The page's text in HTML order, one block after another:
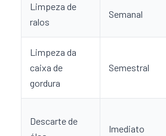
Limpeza de
ralos
Semanal
Limpeza da
caixa de
gordura
Semestral
Descarte de
Imediato